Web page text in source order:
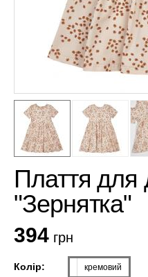
Плаття для
"Зернятка"
394 грн
Колір: кремовий